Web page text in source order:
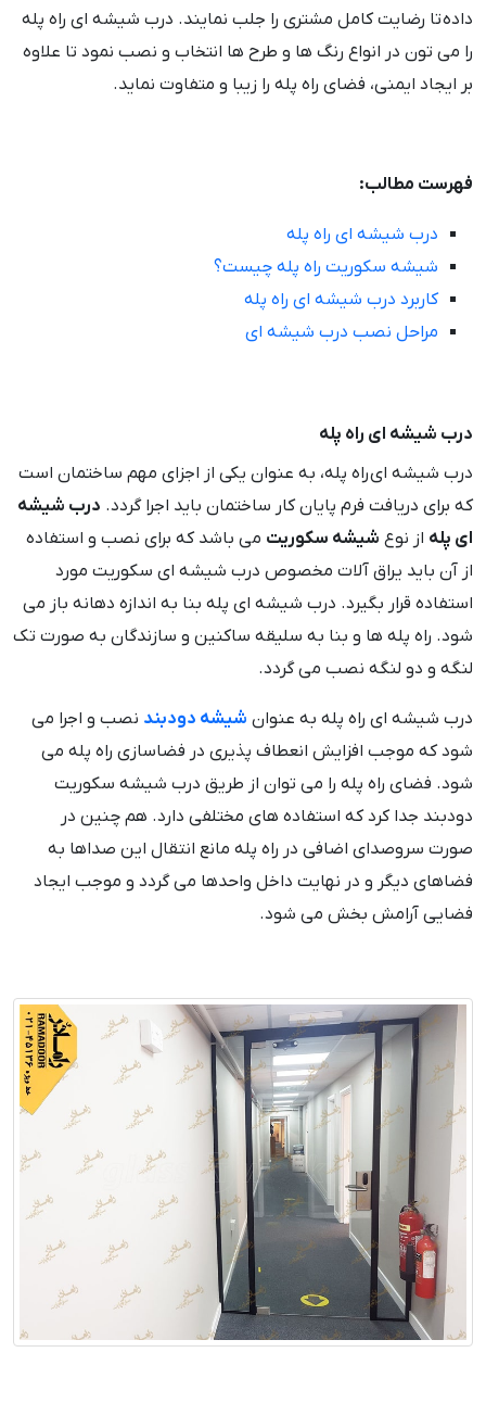
داده تا رضایت کامل مشتری را جلب نمایند. درب شیشه ای راه پله
را می تون در انواع رنگ ها و طرح ها انتخاب و نصب نمود تا علاوه
بر ایجاد ایمنی، فضای راه پله را زیبا و متفاوت نماید.
فهرست مطالب:
درب شیشه ای راه پله
شیشه سکوریت راه پله چیست؟
کاربرد درب شیشه ای راه پله
مراحل نصب درب شیشه ای
درب شیشه ای راه پله
درب شیشه ای راه پله، به عنوان یکی از اجزای مهم ساختمان است
که برای دریافت فرم پایان کار ساختمان باید اجرا گردد. درب شیشه
ای پله از نوع شیشه سکوریت می باشد که برای نصب و استفاده
از آن باید یراق آلات مخصوص درب شیشه ای سکوریت مورد
استفاده قرار بگیرد. درب شیشه ای پله بنا به اندازه دهانه باز می
شود. راه پله ها و بنا به سلیقه ساکنین و سازندگان به صورت تک
لنگه و دو لنگه نصب می گردد.
درب شیشه ای راه پله به عنوان شیشه دودبند نصب و اجرا می
شود که موجب افزایش انعطاف پذیری در فضاسازی راه پله می
شود. فضای راه پله را می توان از طریق درب شیشه سکوریت
دودبند جدا کرد که استفاده های مختلفی دارد. هم چنین در
صورت سروصدای اضافی در راه پله مانع انتقال این صداها به
فضاهای دیگر و در نهایت داخل واحدها می گردد و موجب ایجاد
فضایی آرامش بخش می شود.